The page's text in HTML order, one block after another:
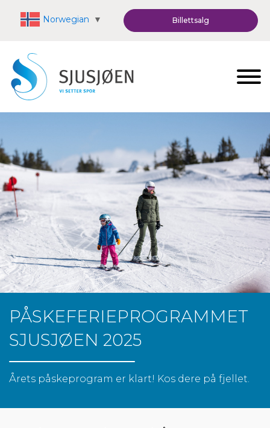
Norwegian ▼ Billettsalg
PÅSKEFERIEPROGRAMMET
SJUSJØEN 2025
Årets påskeprogram er klart! Kos dere på fjellet.